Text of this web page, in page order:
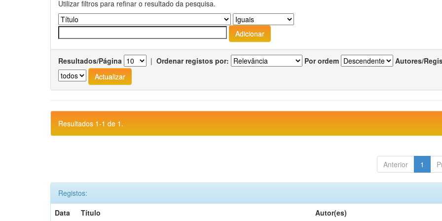
Utilizar filtros para refinar o resultado da pesquisa.
Resultados/Página | Ordenar registos por: Por ordem Autores/
Resultados 1-1 de 1.
Anterior 1
Registos:
Data
Título Autor(es)